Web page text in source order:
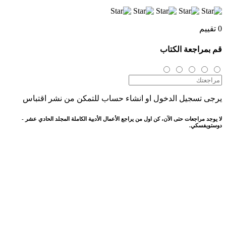
0 تقييم
قم بمراجعة الكتاب
يرجى تسجيل الدخول او انشاء حساب للتمكن من نشر اقتباس
لا يوجد مراجعات حتى الآن، كن اول من يراجع الأعمال الأدبية الكاملة المجلد الحادي عشر -
دوستويفسكي.